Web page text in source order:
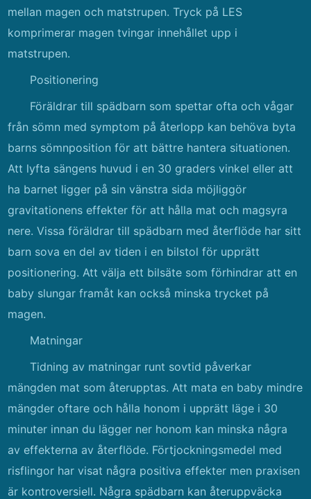
mellan magen och matstrupen. Tryck på LES
komprimerar magen tvingar innehållet upp i
matstrupen.
Positionering
Föräldrar till spädbarn som spettar ofta och vågar
från sömn med symptom på återlopp kan behöva byta
barns sömnposition för att bättre hantera situationen.
Att lyfta sängens huvud i en 30 graders vinkel eller att
ha barnet ligger på sin vänstra sida möjliggör
gravitationens effekter för att hålla mat och magsyra
nere. Vissa föräldrar till spädbarn med återflöde har sitt
barn sova en del av tiden i en bilstol för upprätt
positionering. Att välja ett bilsäte som förhindrar att en
baby slungar framåt kan också minska trycket på
magen.
Matningar
Tidning av matningar runt sovtid påverkar
mängden mat som återupptas. Att mata en baby mindre
mängder oftare och hålla honom i upprätt läge i 30
minuter innan du lägger ner honom kan minska några
av effekterna av återflöde. Förtjockningsmedel med
risflingor har visat några positiva effekter men praxisen
är kontroversiell. Några spädbarn kan återuppväcka